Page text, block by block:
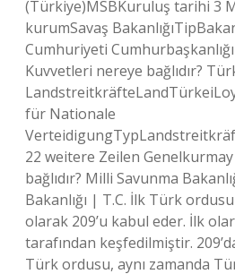
(Türkiye)MSBKuruluş tarihi 3
kurumSavaş
Cumhuriyeti
Kuvvetleri nereye bağlıdır?
für Nationale
22 weitere Zeilen Genelkurmay
bağlıdır? Milli Savunma
Bakanlığı | T.C. İlk Türk
olarak 209’u kabul eder. İlk
tarafından keşfedilmiştir.
Türk ordusu, aynı zamanda